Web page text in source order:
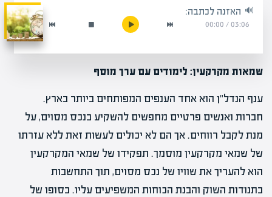
האזנה לכתבה:
03:06
/
00:00
שמאות מקרקעין: לימודים עם ערך מוסף
ענף הנדל"ן הוא אחד הענפים המפותחים ביותר בארץ.
חברות ואנשים פרטיים מחפשים להשקיע בנכס מסוים, על
מנת לקבל רווחים. אך הם לא יכולים לעשות זאת ללא עזרתו
של שמאי מקרקעין מוסמך. תפקידו של שמאי המקרקעין
הוא להעריך את שוויו של נכס מסוים, תוך התחשבות
בתנודות השוק והבנת הכוחות המשפיעים עליו. בסופו של